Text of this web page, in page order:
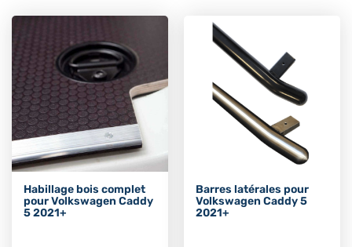
Habillage bois complet
pour Volkswagen Caddy
5 2021+
Barres latérales pour
Volkswagen Caddy 5
2021+